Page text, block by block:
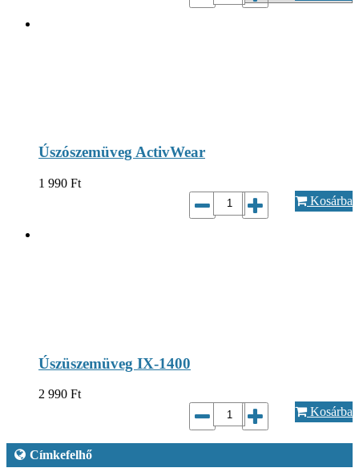
Úszószemüveg ActivWear
1 990 Ft
Kosárba
Úszüszemüveg IX-1400
2 990 Ft
Kosárba
Címkefelhő